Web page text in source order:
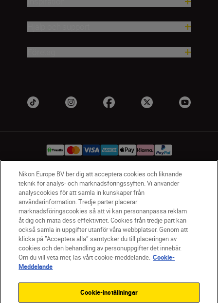
SV Nikon Sites
Kontakta oss
Policydokument om personuppgiftsbehandling
Användningsvillkor
Användarvillkor för Nikon Store
Cookie-meddelande
Tillgänglighet
Cookieinställningar
© 2026 Nikon
Nikon Europe BV ber dig att acceptera cookies och liknande
teknik för analys- och marknadsföringssyften. Vi använder
analyscookies för att samla in kunskaper från
användarinformation. Tredje parter placerar
marknadsföringscookies så att vi kan personanpassa reklam
åt dig och mäta dess effektivitet. Cookies från tredje part kan
också samla in uppgifter utanför våra webbplatser. Genom att
klicka på ”Acceptera alla” samtycker du till placeringen av
cookies och den behandling av personuppgifter det innebär.
Om du vill veta mer, läs vårt cookie-meddelande. Cookie-
Meddelande
Cookie-inställningar